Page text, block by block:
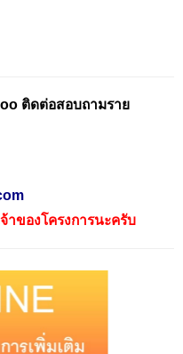
ติดต่อสอบถามราย
าของโครงการนะครับ